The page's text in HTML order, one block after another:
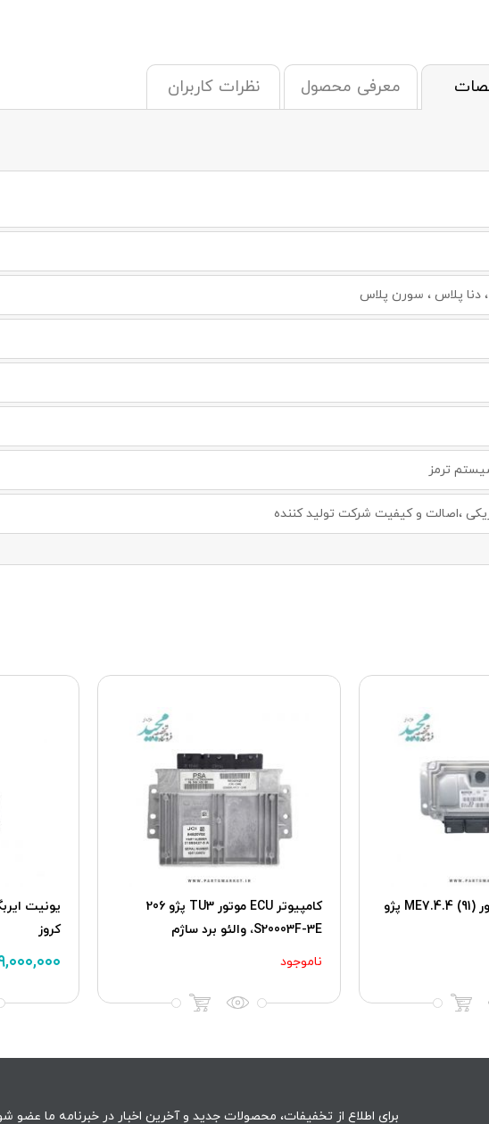
معرفی محصول نظرات کاربران
دنا پلاس ، سورن پلاس
ترمز
،اصالت و کیفیت شرکت تولید کننده
کامپیوتر ECU موتور (91) ME7.4.4 پژو
کامپیوتر ECU موتور TU3 پژو 206
S20003F-3E، والئو برد ساژم
ناموجود
کروز
برای اطلاع از تخفیفات، محصولات جدید و آخرین اخبار در خبرنامه ما عضو